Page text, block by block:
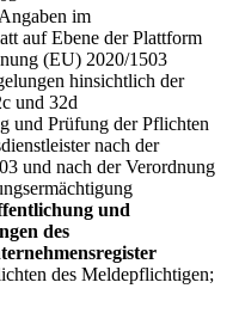
im
auf Ebene der Plattform
(EU) 2020/1503
hinsichtlich der
und 32d
und Prüfung der Pflichten
nach der
und nach der Verordnung
und
des
des Meldepflichtigen;